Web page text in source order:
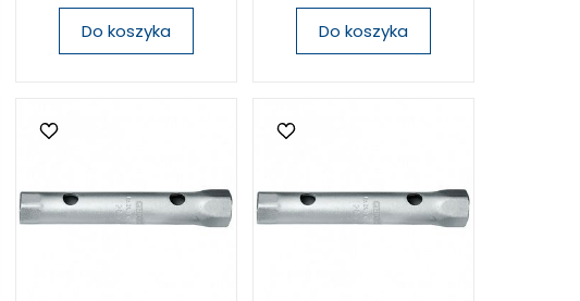
Do koszyka Do koszyka